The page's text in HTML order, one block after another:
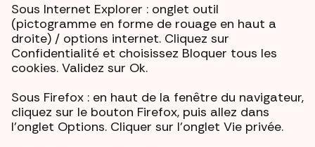
Sous Internet Explorer : onglet outil
(pictogramme en forme de rouage en haut a
droite) / options internet. Cliquez sur
Confidentialité et choisissez Bloquer tous les
cookies. Validez sur Ok.
Sous Firefox : en haut de la fenêtre du navigateur,
cliquez sur le bouton Firefox, puis allez dans
l'onglet Options. Cliquer sur l'onglet Vie privée.